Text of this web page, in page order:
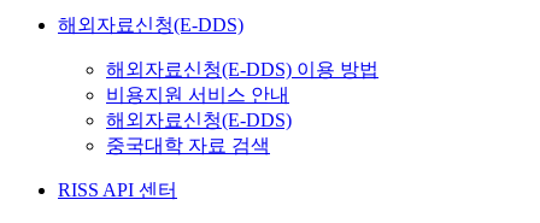
해외자료신청(E-DDS)
해외자료신청(E-DDS) 이용 방법
비용지원 서비스 안내
해외자료신청(E-DDS)
중국대학 자료 검색
RISS API 센터